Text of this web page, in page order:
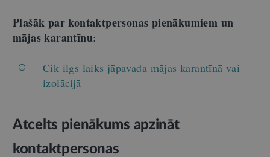
Plašāk par kontaktpersonas pienākumiem un
mājas karantīnu:
Cik ilgs laiks jāpavada mājas karantīnā vai
izolācijā
Atcelts pienākums apzināt
kontaktpersonas